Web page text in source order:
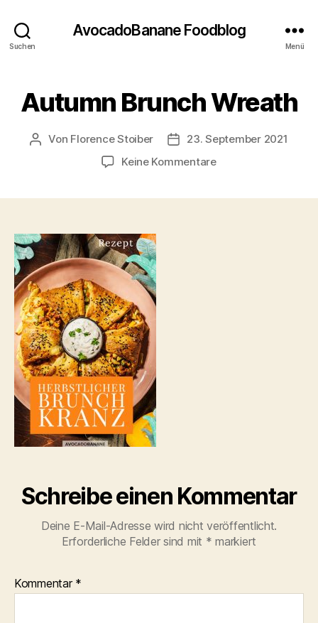
Suchen
AvocadoBanane Foodblog
Menü
Autumn Brunch Wreath
Beitragsautor
Von Florence Stoiber Veröffentlichungsdatum
23. September 2021
Keine Kommentarezu
Schreibe einen Kommentar
Deine E-Mail-Adresse wird nicht veröffentlicht.
Erforderliche Felder sind mit * markiert
Kommentar *